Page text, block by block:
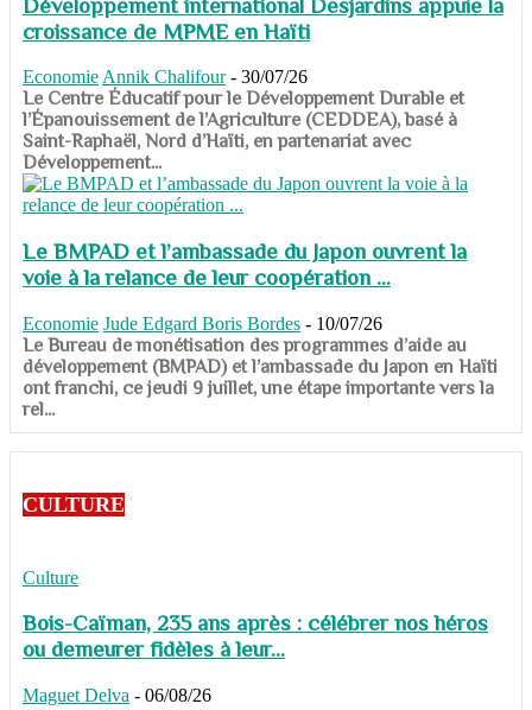
croissance de MPME en Haïti
Economie Annik Chalifour - 30/07/26
​​​​​​​Le Centre Éducatif pour le Développement Durable et
l’Épanouissement de l’Agriculture (CEDDEA), basé à
Saint-Raphaël, Nord d’Haïti, en partenariat avec
Développement...
Le BMPAD et l’ambassade du Japon ouvrent la
voie à la relance de leur coopération ...
Economie Jude Edgard Boris Bordes - 10/07/26
​​​​​​​Le Bureau de monétisation des programmes d’aide au
développement (BMPAD) et l’ambassade du Japon en Haïti
ont franchi, ce jeudi 9 juillet, une étape importante vers la
rel...
CULTURE
Culture
Bois-Caïman, 235 ans après : célébrer nos héros
ou demeurer fidèles à leur...
Maguet Delva - 06/08/26